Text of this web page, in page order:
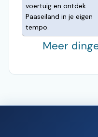
voertuig en ontdek
Paaseiland in je eigen
tempo.
Meer